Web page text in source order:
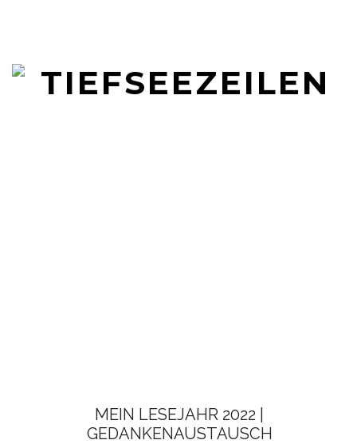
MEIN LESEJAHR 2022 |
GEDANKENAUSTAUSCH